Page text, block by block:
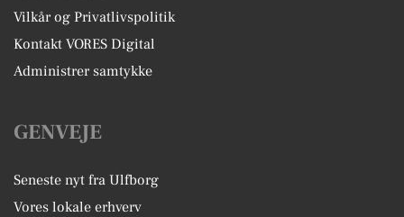
Vilkår og Privatlivspolitik
Kontakt VORES Digital
Administrer samtykke
GENVEJE
Seneste nyt fra Ulfborg
Vores lokale erhverv